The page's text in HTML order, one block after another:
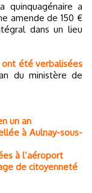
quinquagénaire a
amende de 150 €
dans un lieu
été verbalisées
du ministère de
un an
à Aulnay-sous-
à l’aéroport
de citoyenneté